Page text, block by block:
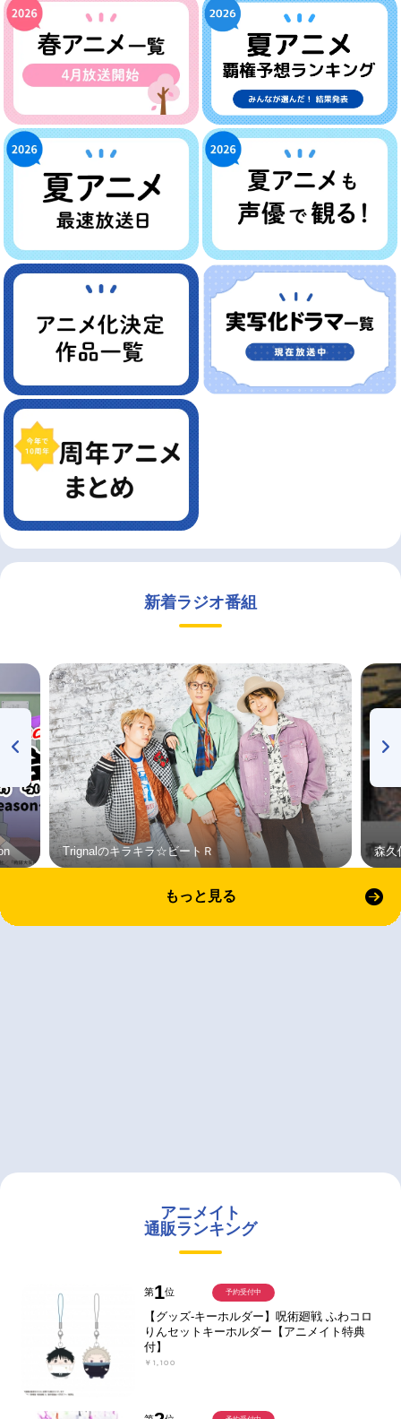
新着ラジオ番組
Trignalのキラキラ☆ビートＲ 森久
もっと見る
アニメイト
通販ランキング
第1位
【グッズ-キーホルダー】呪術廻戦 ふわコロ
りんセットキーホルダー【アニメイト特典
付】
￥1,100
予約受付中